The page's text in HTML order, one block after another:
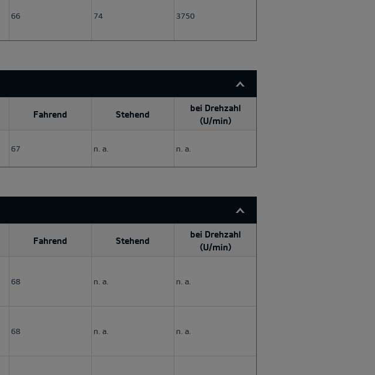
66 74 3750
Fahrend Stehend
bei Drehzahl
(U/min)
67 n. a. n. a.
Fahrend Stehend
bei Drehzahl
(U/min)
68 n. a. n. a.
68 n. a. n. a.